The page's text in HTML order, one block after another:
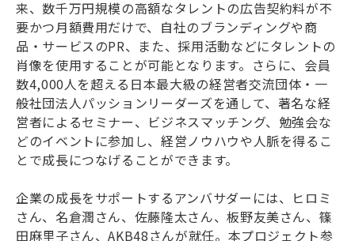
来、数千万円規模の高額なタレントの広告契約料が不
要かつ月額費用だけで、自社のブランディングや商
品・サービスのPR、また、採用活動などにタレントの
肖像を使用することが可能となります。さらに、会員
数4,000人を超える日本最大級の経営者交流団体・一
般社団法人パッションリーダーズを通して、著名な経
営者によるセミナー、ビジネスマッチング、勉強会な
どのイベントに参加し、経営ノウハウや人脈を得るこ
とで成長につなげることができます。
企業の成長をサポートするアンバサダーには、ヒロミ
さん、名倉潤さん、佐藤隆太さん、板野友美さん、篠
田麻里子さん、AKB48さんが就任。本プロジェクト参